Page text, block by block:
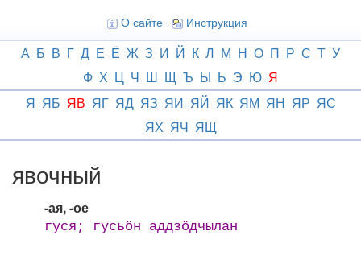
О сайте Инструкция
А Б В Г Д Е Ё Ж З И Й К Л М Н О П Р С Т У
Ф Х Ц Ч Ш Щ Ъ Ы Ь Э Ю Я
Я ЯБ ЯВ ЯГ ЯД ЯЗ ЯИ ЯЙ ЯК ЯМ ЯН ЯР ЯС
ЯХ ЯЧ ЯЩ
явочный
-ая, -ое
гуся; гусьӧн аддзӧдчылан